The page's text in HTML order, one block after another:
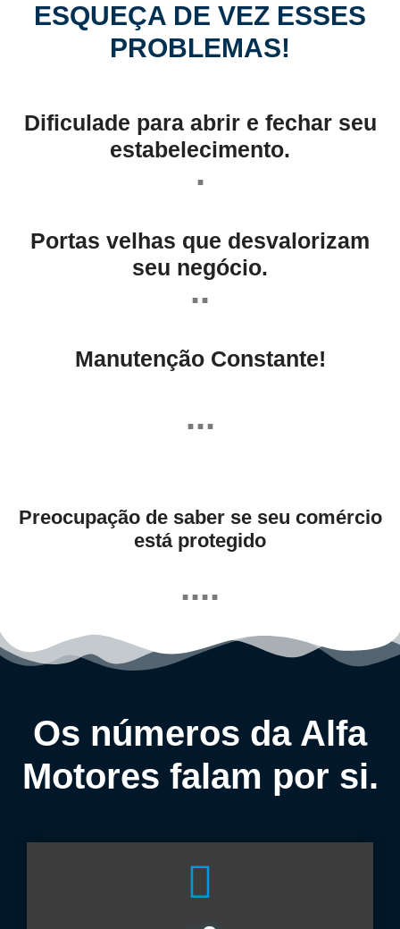
ESQUEÇA DE VEZ ESSES
PROBLEMAS!
Dificulade para abrir e fechar seu
estabelecimento.
.
Portas velhas que desvalorizam
seu negócio.
..
Manutenção Constante!
...
Preocupação de saber se seu comércio
está protegido
....
Os números da Alfa
Motores falam por si.